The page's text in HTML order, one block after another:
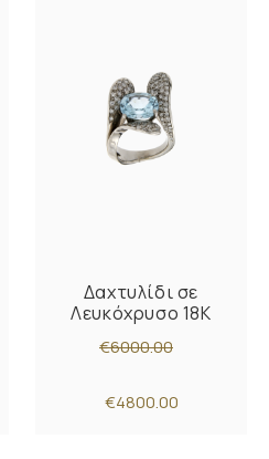
Δαχτυλίδι σε
Λευκόχρυσο 18K
€6000.00
€4800.00